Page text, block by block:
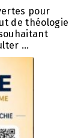
pour
de théologie
…